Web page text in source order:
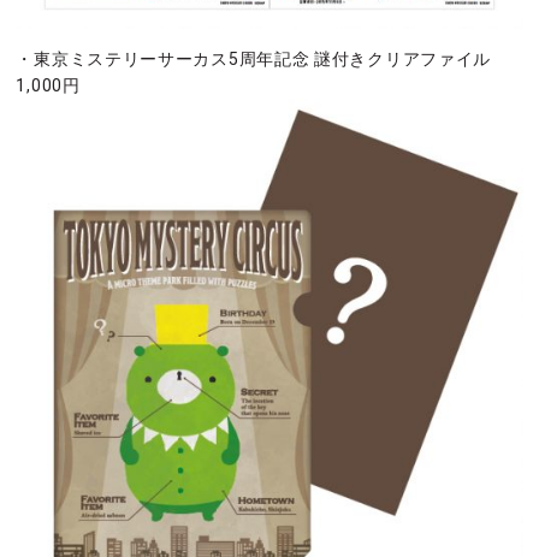
・東京ミステリーサーカス5周年記念 謎付きクリアファイル
1,000円